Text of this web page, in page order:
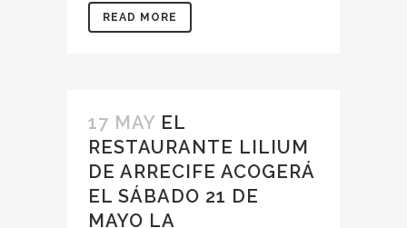
READ MORE
17 MAY EL
RESTAURANTE LILIUM
DE ARRECIFE ACOGERÁ
EL SÁBADO 21 DE
MAYO LA